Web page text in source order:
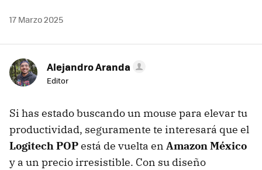
17 Marzo 2025
Alejandro Aranda
Editor
Si has estado buscando un mouse para elevar tu
productividad, seguramente te interesará que el
Logitech POPestá de vuelta en Amazon México
y a un precio irresistible. Con su diseño